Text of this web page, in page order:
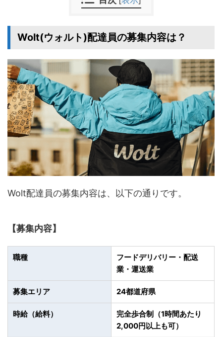
Wolt(ウォルト)配達員の募集内容は？
Wolt配達員の募集内容は、以下の通りです。
【募集内容】
職種
フードデリバリー・配送
業・運送業
募集エリア 24都道府県
時給（給料）
完全歩合制（1時間あたり
2,000円以上も可）